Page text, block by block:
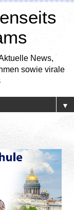
News,
sowie virale
▼